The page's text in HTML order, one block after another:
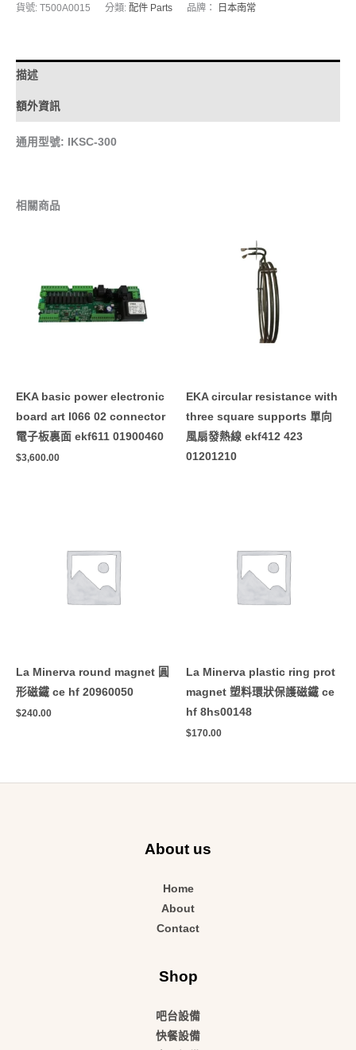
貨號: T500A0015 分類: 配件 Parts 品牌： 日本南常
描述
額外資訊
通用型號: IKSC-300
相關商品
EKA basic power electronic
board art l066 02 connector
電子板裏面 ekf611 01900460
$3,600.00
EKA circular resistance with
three square supports 單向
風扇發熱線 ekf412 423
01201210
La Minerva round magnet 圓
形磁鐵 ce hf 20960050
$240.00
La Minerva plastic ring prot
magnet 塑料環狀保護磁鐵 ce
hf 8hs00148
$170.00
About us
Home
About
Contact
Shop
吧台設備
快餐設備